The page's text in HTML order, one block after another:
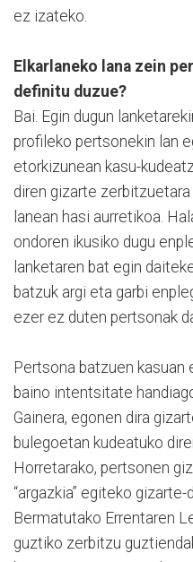
ez izateko.
Elkarlaneko lana zein
definitu duzue?
Bai. Egin dugun
profileko pertsonekin lan
etorkizunean kasu-
diren gizarte
lanean hasi aurretikoa.
ondoren ikusiko dugu
lanketaren bat egin
batzuk argi eta garbi
ezer ez duten pertsonak
Pertsona batzuen kasuan
baino intentsitate
Gainera, egonen dira
bulegoetan kudeatuko
Horretarako, pertsonen
“argazkia” egiteko
Bermatutako Errentaren
guztiko zerbitzu